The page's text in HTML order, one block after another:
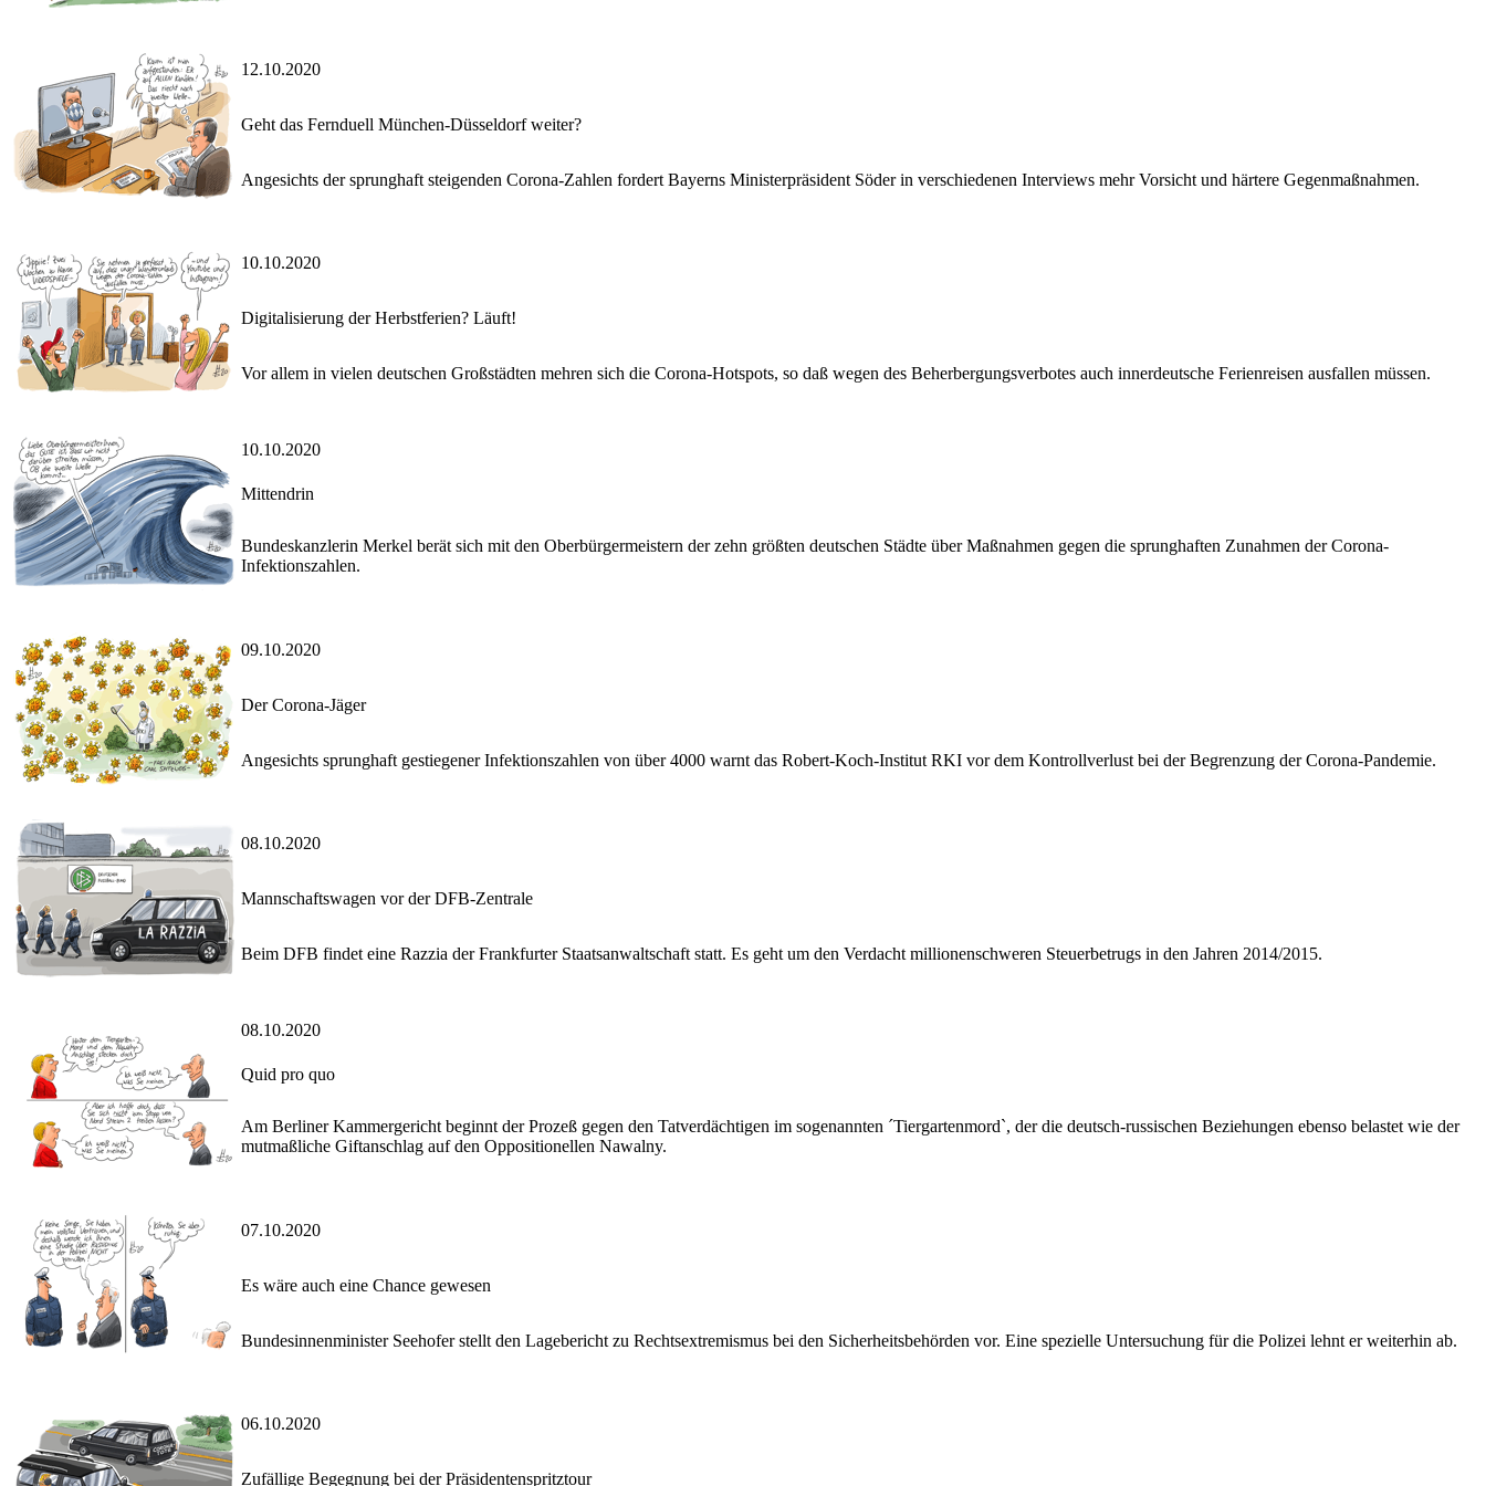
12.10.2020
Geht das Fernduell München-Düsseldorf weiter?
Angesichts der sprunghaft steigenden Corona-Zahlen fordert Bayerns Ministerpräsident Söder in verschiedenen Interviews mehr Vorsicht und härtere Gegenmaßnahmen.
10.10.2020
Digitalisierung der Herbstferien? Läuft!
Vor allem in vielen deutschen Großstädten mehren sich die Corona-Hotspots, so daß wegen des Beherbergungsverbotes auch innerdeutsche Ferienreisen ausfallen müssen.
10.10.2020
Mittendrin
Bundeskanzlerin Merkel berät sich mit den Oberbürgermeistern der zehn größten deutschen Städte über Maßnahmen gegen die sprunghaften Zunahmen der Corona-
Infektionszahlen.
09.10.2020
Der Corona-Jäger
Angesichts sprunghaft gestiegener Infektionszahlen von über 4000 warnt das Robert-Koch-Institut RKI vor dem Kontrollverlust bei der Begrenzung der Corona-Pandemie.
08.10.2020
Mannschaftswagen vor der DFB-Zentrale
Beim DFB findet eine Razzia der Frankfurter Staatsanwaltschaft statt. Es geht um den Verdacht millionenschweren Steuerbetrugs in den Jahren 2014/2015.
08.10.2020
Quid pro quo
Am Berliner Kammergericht beginnt der Prozeß gegen den Tatverdächtigen im sogenannten ´Tiergartenmord`, der die deutsch-russischen Beziehungen ebenso belastet wie der
mutmaßliche Giftanschlag auf den Oppositionellen Nawalny.
07.10.2020
Es wäre auch eine Chance gewesen
Bundesinnenminister Seehofer stellt den Lagebericht zu Rechtsextremismus bei den Sicherheitsbehörden vor. Eine spezielle Untersuchung für die Polizei lehnt er weiterhin ab.
06.10.2020
Zufällige Begegnung bei der Präsidentenspritztour